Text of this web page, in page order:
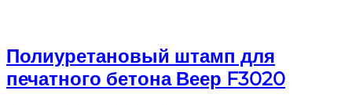
Полиуретановый штамп для
печатного бетона Веер F3020